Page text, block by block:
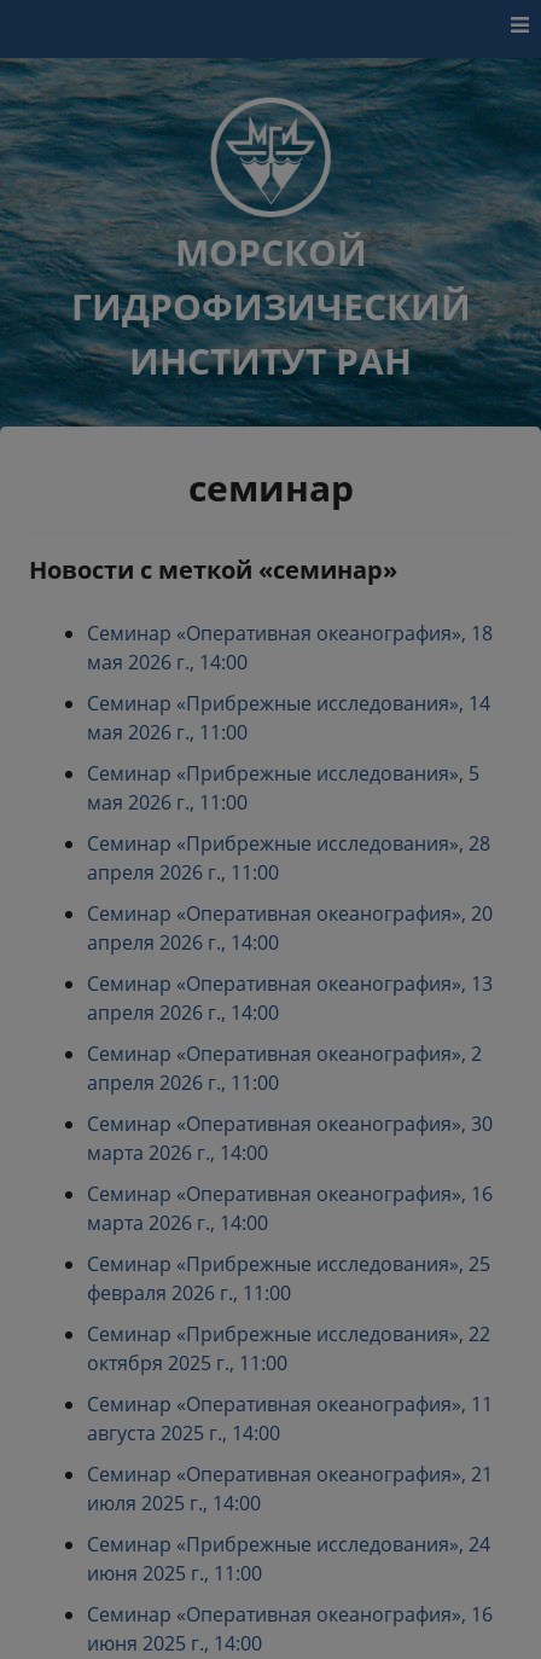
МОРСКОЙ
ГИДРОФИЗИЧЕСКИЙ
ИНСТИТУТ РАН
семинар
Новости с меткой «семинар»
Семинар «Оперативная океанография», 18
мая 2026 г., 14:00
Семинар «Прибрежные исследования», 14
мая 2026 г., 11:00
Семинар «Прибрежные исследования», 5
мая 2026 г., 11:00
Семинар «Прибрежные исследования», 28
апреля 2026 г., 11:00
Семинар «Оперативная океанография», 20
апреля 2026 г., 14:00
Семинар «Оперативная океанография», 13
апреля 2026 г., 14:00
Семинар «Оперативная океанография», 2
апреля 2026 г., 11:00
Семинар «Оперативная океанография», 30
марта 2026 г., 14:00
Семинар «Оперативная океанография», 16
марта 2026 г., 14:00
Семинар «Прибрежные исследования», 25
февраля 2026 г., 11:00
Семинар «Прибрежные исследования», 22
октября 2025 г., 11:00
Семинар «Оперативная океанография», 11
августа 2025 г., 14:00
Семинар «Оперативная океанография», 21
июля 2025 г., 14:00
Семинар «Прибрежные исследования», 24
июня 2025 г., 11:00
Семинар «Оперативная океанография», 16
июня 2025 г., 14:00